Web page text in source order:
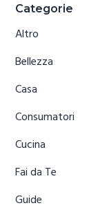
Primary
Sidebar
Categorie
Altro
Bellezza
Casa
Consumatori
Cucina
Fai da Te
Guide